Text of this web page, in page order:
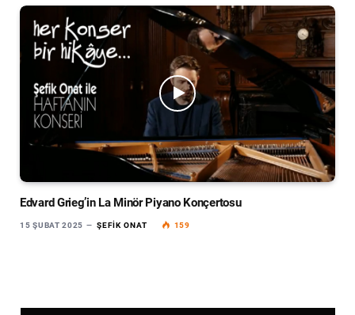
Edvard Grieg’in La Minör Piyano Konçertosu
15 ŞUBAT 2025 ŞEFIK ONAT 159